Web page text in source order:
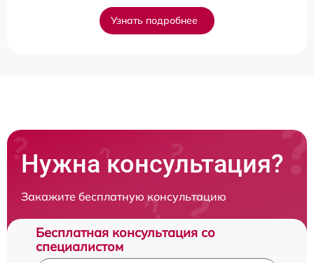
Узнать подробнее
Нужна консультация?
Закажите бесплатную консультацию
Бесплатная консультация со
специалистом